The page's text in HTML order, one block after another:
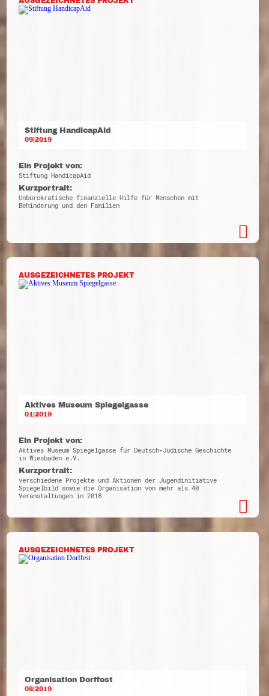
Stiftung HandicapAid
09|2019
Ein Projekt von:
Stiftung HandicapAid
Kurzportrait:
Unbürokratische finanzielle Hilfe für Menschen mit
Behinderung und den Familien
AUSGEZEICHNETES PROJEKT
Aktives Museum Spiegelgasse
01|2019
Ein Projekt von:
Aktives Museum Spiegelgasse für Deutsch-Jüdische Geschichte
in Wiesbaden e.V.
Kurzportrait:
verschiedene Projekte und Aktionen der Jugendinitiative
Spiegelbild sowie die Organisation von mehr als 40
Veranstaltungen in 2018
AUSGEZEICHNETES PROJEKT
Organisation Dorffest
08|2019